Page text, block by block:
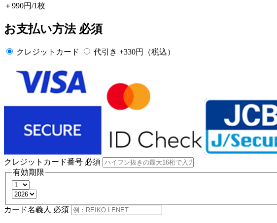
＋990円/1枚
お支払い方法 必須
クレジットカード 代引き +330円（税込）
クレジットカード番号 必須
有効期限
カード名義人 必須